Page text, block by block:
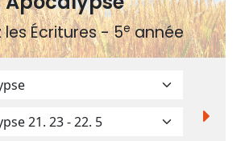
les Écritures - 5eannée